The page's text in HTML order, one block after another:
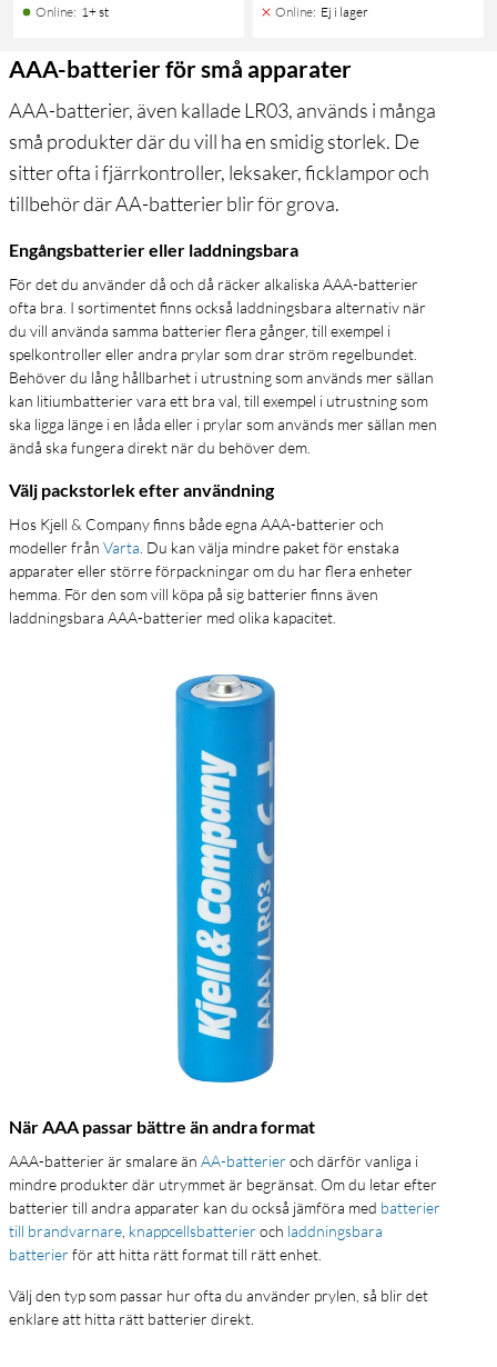
Online: 1+ st Online: Ej i lager
AAA-batterier för små apparater
AAA-batterier, även kallade LR03, används i många
små produkter där du vill ha en smidig storlek. De
sitter ofta i fjärrkontroller, leksaker, ficklampor och
tillbehör där AA-batterier blir för grova.
Engångsbatterier eller laddningsbara
För det du använder då och då räcker alkaliska AAA-batterier
ofta bra. I sortimentet finns också laddningsbara alternativ när
du vill använda samma batterier flera gånger, till exempel i
spelkontroller eller andra prylar som drar ström regelbundet.
Behöver du lång hållbarhet i utrustning som används mer sällan
kan litiumbatterier vara ett bra val, till exempel i utrustning som
ska ligga länge i en låda eller i prylar som används mer sällan men
ändå ska fungera direkt när du behöver dem.
Välj packstorlek efter användning
Hos Kjell & Company finns både egna AAA-batterier och
modeller från Varta . Du kan välja mindre paket för enstaka
apparater eller större förpackningar om du har flera enheter
hemma. För den som vill köpa på sig batterier finns även
laddningsbara AAA-batterier med olika kapacitet.
När AAA passar bättre än andra format
AAA-batterier är smalare än AA-batterier och därför vanliga i
mindre produkter där utrymmet är begränsat. Om du letar efter
batterier till andra apparater kan du också jämföra med batterier
till brandvarnare knappcellsbatterier och laddningsbara
batterier för att hitta rätt format till rätt enhet.
Välj den typ som passar hur ofta du använder prylen, så blir det
enklare att hitta rätt batterier direkt.